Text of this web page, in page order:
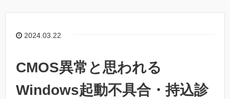
2024.03.22
CMOS異常と思われる
Windows起動不具合・持込診